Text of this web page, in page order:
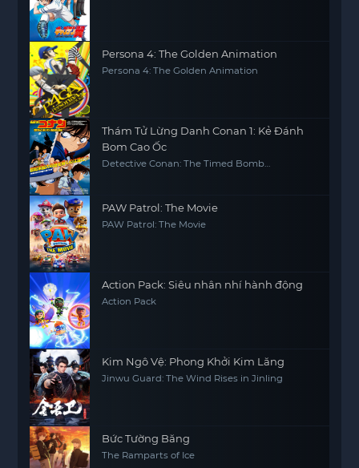
Persona 4: The Golden Animation
Persona 4: The Golden Animation
Thám Tử Lừng Danh Conan 1: Kẻ Đánh
Bom Cao Ốc
Detective Conan: The Timed Bomb
PAW Patrol: The Movie
PAW Patrol: The Movie
Action Pack: Siêu nhân nhí hành động
Action Pack
Kim Ngô Vệ: Phong Khởi Kim Lăng
Jinwu Guard: The Wind Rises in Jinling
Bức Tường Băng
The Ramparts of Ice